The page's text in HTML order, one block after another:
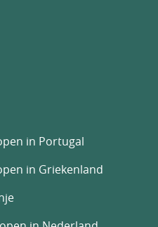
in Portugal
in Griekenland